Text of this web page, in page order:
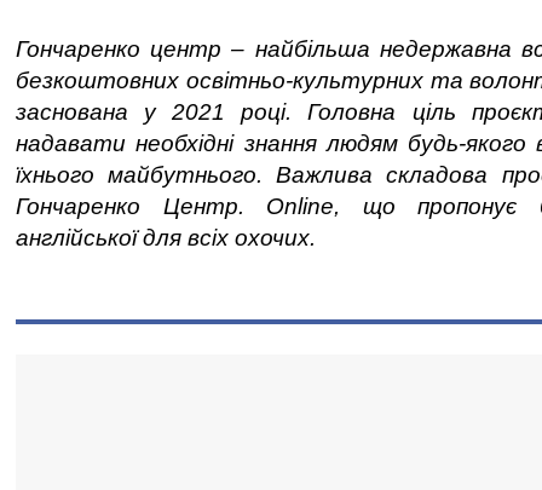
Гончаренко центр – найбільша недержавна
безкоштовних освітньо-культурних та
заснована у 2021 році. Головна ціль
надавати необхідні знання людям будь-якого
їхнього майбутнього. Важлива складова
Гончаренко Центр. Online, що пропонує
англійської для всіх охочих.